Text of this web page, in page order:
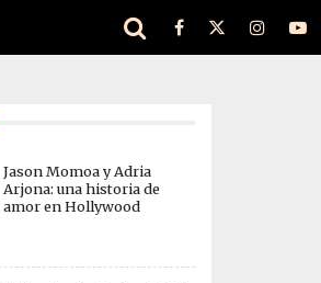
Jason Momoa y Adria
Arjona: una historia de
amor en Hollywood